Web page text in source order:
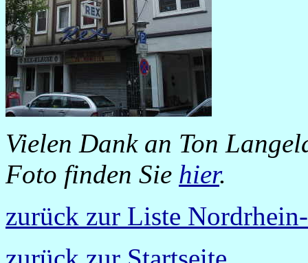
Vielen Dank an Ton
Foto finden Sie hier.
zurück zur Liste